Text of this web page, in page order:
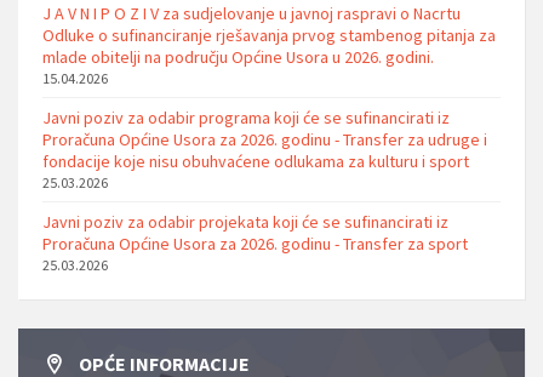
J A V N I P O Z I V za sudjelovanje u javnoj raspravi o Nacrtu
Odluke o sufinanciranje rješavanja prvog stambenog pitanja za
mlade obitelji na području Općine Usora u 2026. godini.
15.04.2026
Javni poziv za odabir programa koji će se sufinancirati iz
Proračuna Općine Usora za 2026. godinu - Transfer za udruge i
fondacije koje nisu obuhvaćene odlukama za kulturu i sport
25.03.2026
Javni poziv za odabir projekata koji će se sufinancirati iz
Proračuna Općine Usora za 2026. godinu - Transfer za sport
25.03.2026
OPĆE INFORMACIJE